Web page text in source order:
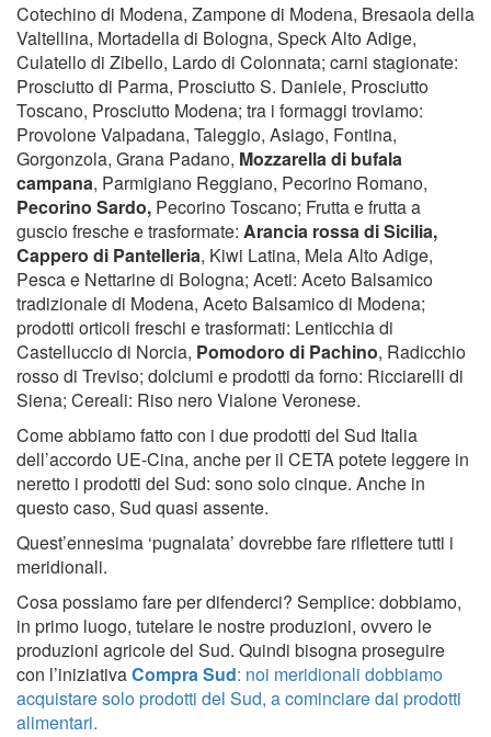
Cotechino di Modena, Zampone di Modena, Bresaola della
Valtellina, Mortadella di Bologna, Speck Alto Adige,
Culatello di Zibello, Lardo di Colonnata; carni stagionate:
Prosciutto di Parma, Prosciutto S. Daniele, Prosciutto
Toscano, Prosciutto Modena; tra i formaggi troviamo:
Provolone Valpadana, Taleggio, Asiago, Fontina,
Gorgonzola, Grana Padano, Mozzarella di bufala
campana, Parmigiano Reggiano, Pecorino Romano,
Pecorino Sardo, Pecorino Toscano; Frutta e frutta a
guscio fresche e trasformate: Arancia rossa di Sicilia,
Cappero di Pantelleria, Kiwi Latina, Mela Alto Adige,
Pesca e Nettarine di Bologna; Aceti: Aceto Balsamico
tradizionale di Modena, Aceto Balsamico di Modena;
prodotti orticoli freschi e trasformati: Lenticchia di
Castelluccio di Norcia, Pomodoro di Pachino, Radicchio
rosso di Treviso; dolciumi e prodotti da forno: Ricciarelli di
Siena; Cereali: Riso nero Vialone Veronese.
Come abbiamo fatto con i due prodotti del Sud Italia
dell’accordo UE-Cina, anche per il CETA potete leggere in
neretto i prodotti del Sud: sono solo cinque. Anche in
questo caso, Sud quasi assente.
Quest’ennesima ‘pugnalata’ dovrebbe fare riflettere tutti i
meridionali.
Cosa possiamo fare per difenderci? Semplice: dobbiamo,
in primo luogo, tutelare le nostre produzioni, ovvero le
produzioni agricole del Sud. Quindi bisogna proseguire
con l’iniziativaCompra Sud: noi meridionali dobbiamo
acquistare solo prodotti del Sud, a cominciare dai prodotti
alimentari.